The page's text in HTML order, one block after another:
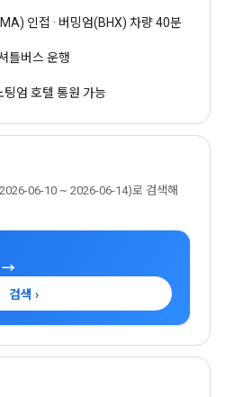
인접 · 버밍엄(BHX) 차량 40분
틀버스 운행
팅엄 호텔 통원 가능
06-10 ~ 2026-06-14)로 검색해
→
검색 ›